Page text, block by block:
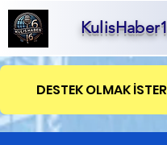
DESTEK OLMAK